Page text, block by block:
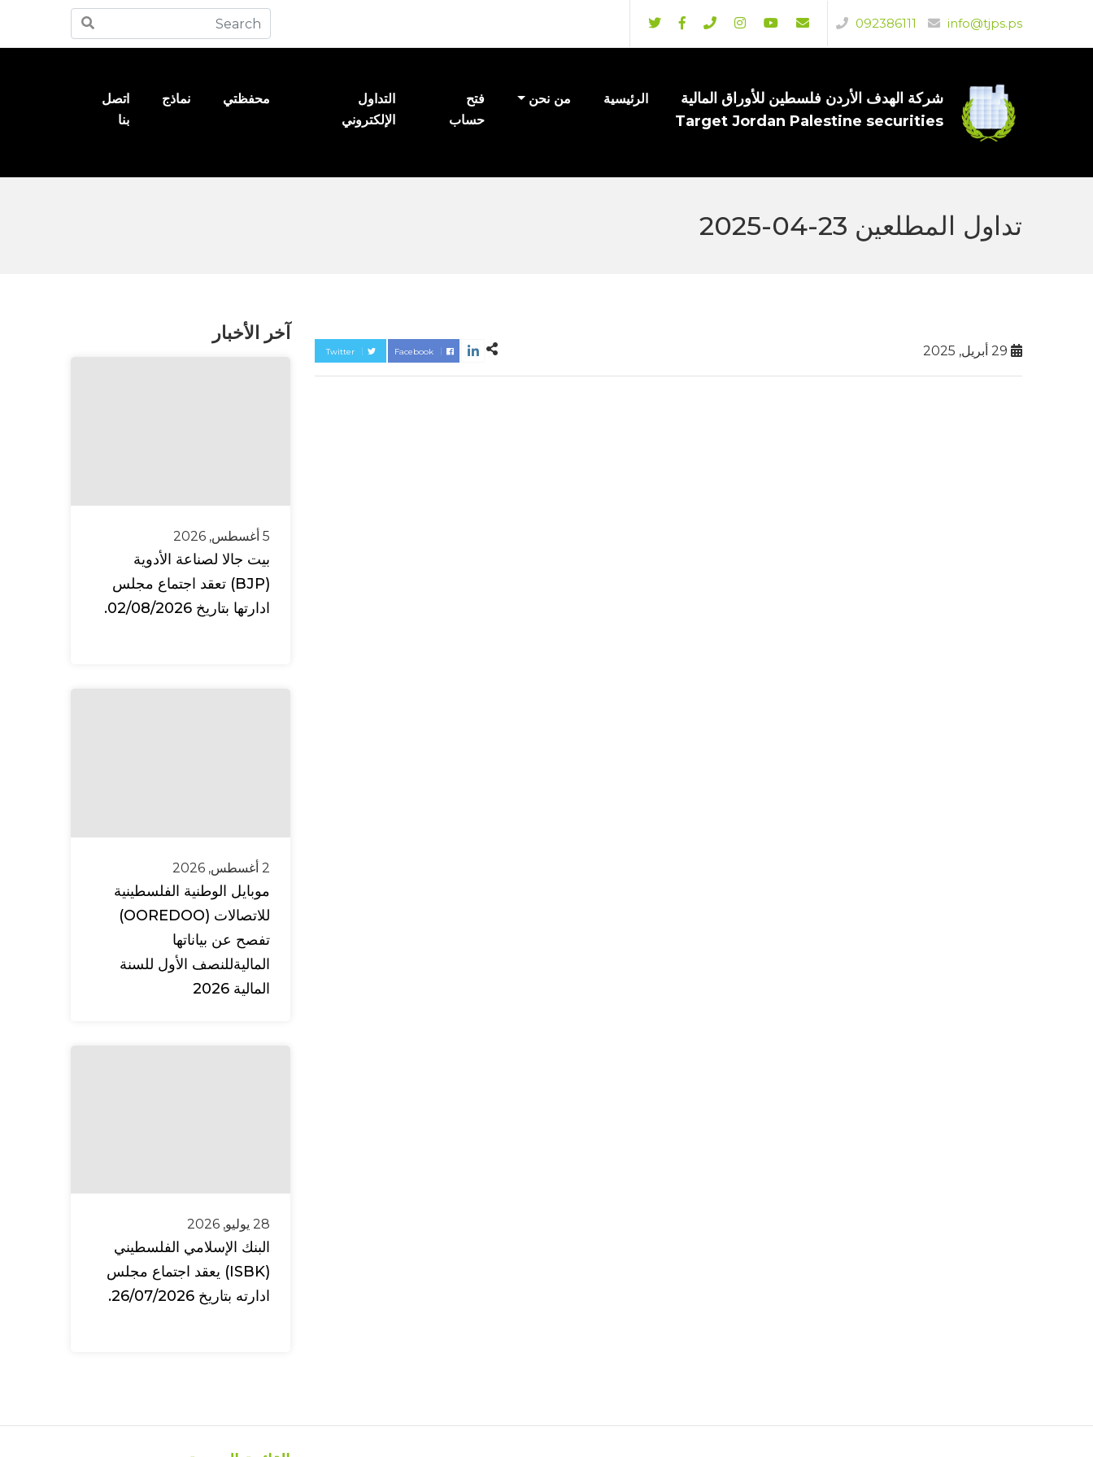
info@tjps.ps
092386111
شركة الهدف الأردن فلسطين للأوراق المالية
Target Jordan Palestine securities
الرئيسية من نحن
فتح
حساب
التداول
الإلكتروني
محفظتي نماذج
اتصل
بنا
تداول المطلعين 23-04-2025
Twitter Facebook
آخر الأخبار
5 أغسطس, 2026
بيت جالا لصناعة الأدوية
(BJP) تعقد اجتماع مجلس
ادارتها بتاريخ 02/08/2026.
2 أغسطس, 2026
موبايل الوطنية الفلسطينية
للاتصالات (OOREDOO)
تفصح عن بياناتها
الماليةللنصف الأول للسنة
المالية 2026
28 يوليو, 2026
البنك الإسلامي الفلسطيني
(ISBK) يعقد اجتماع مجلس
ادارته بتاريخ 26/07/2026.